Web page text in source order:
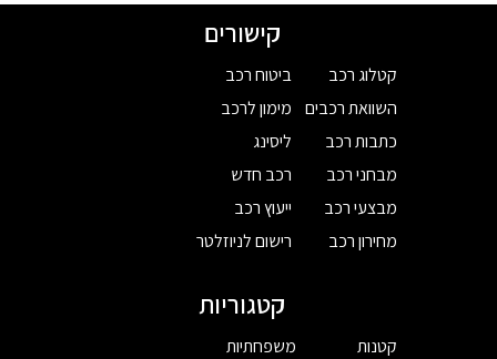
קישורים
קטלוג רכב
השוואת רכבים
כתבות רכב
מבחני רכב
מבצעי רכב
מחירון רכב
ביטוח רכב
מימון לרכב
ליסינג
רכב חדש
ייעוץ רכב
רישום לניוזלטר
קטגוריות
קטנות
משפחתיות